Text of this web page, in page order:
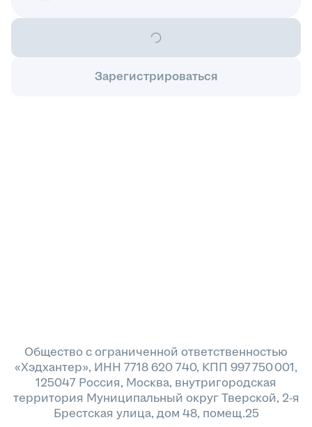
Зарегистрироваться
Общество с ограниченной ответственностью
«Хэдхантер», ИНН 7718 620 740, КПП 997 750 001,
125047 Россия, Москва, внутригородская
территория Муниципальный округ Тверской, 2-я
Брестская улица, дом 48, помещ.25